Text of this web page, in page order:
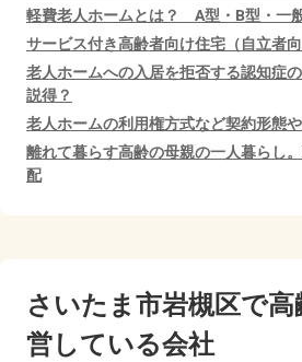
軽費老人ホームとは？ A型・B型・一
サービス付き高齢者向け住宅（自立者
老人ホームへの入居を拒否する認知症
説得？
老人ホームの利用権方式など契約形態
離れて暮らす高齢の母親の一人暮らし
配
さいたま市岩槻区で高
営している会社